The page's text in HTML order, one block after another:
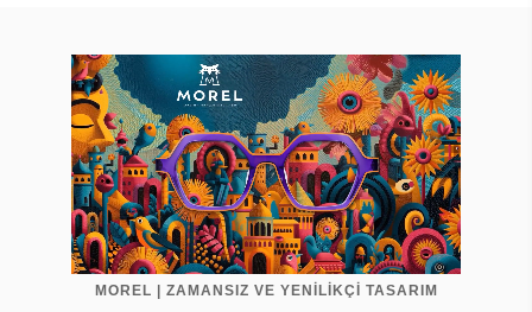
MOREL | ZAMANSIZ VE YENİLİKÇİ TASARIM